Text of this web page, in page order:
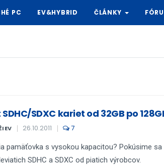
PC EV&HYBRID ČLÁNKY
SDXC kariet od 32GB po
26.10.2011 7
pamäťovka s vysokou kapacitou? Pokúsime sa
SDHC a SDXC od piatich výrobcov.